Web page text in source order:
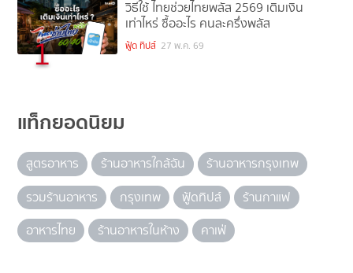
1
วิธีใช้ ไทยช่วยไทยพลัส 2569 เติมเงิน
เท่าไหร่ ซื้ออะไร คนละครึ่งพลัส
ฟู้ด ทิปส์ 27 พ.ค. 69
แท็กยอดนิยม
สูตรอาหาร ร้านอาหารใกล้ฉัน
ร้านอาหารกรุงเทพ
รวมร้านอาหาร
กรุงเทพ ฟู้ดทิปส์
ร้านกาแฟ
อาหารไทย
ร้านอาหารในห้าง คาเฟ่